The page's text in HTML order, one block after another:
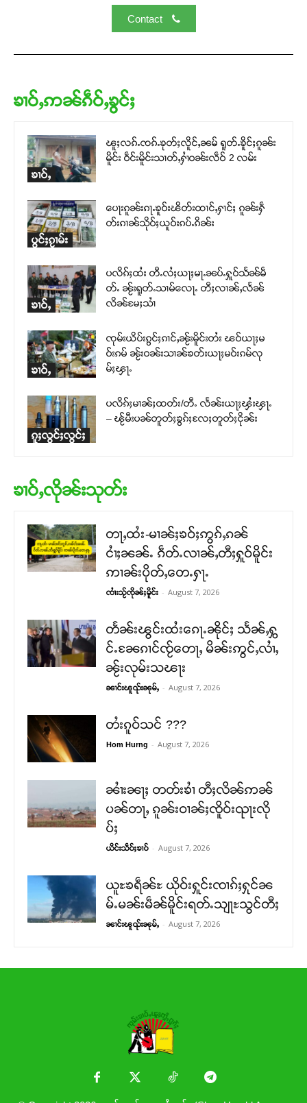
Contact
ၶၢဝ်ႇဢၼ်ၵဵဝ်ႇၶွင်ႈ
ၶၢဝ်ႇ
ၽူႈလၵ်ႉၸၵ်ႉၶုတ်ႈလိူင်ႇၼမ် ရူတ်ႉၶိူင်ႈၵူၼ်း
မိူင်း ဝဵင်းမိူင်းသၢတ်ႇႁၢႆဝၼ်းလဵဝ် 2 လမ်း
ပွင်ႈၵႂၢမ်း
ပေႃးၵူၼ်းၵႃႉၶူဝ်းၽိတ်းထၢင်ႇႁၢင်ႈ ၵူၼ်းႁဵ
တ်းၵၢၼ်သိုဝ်ႈယူဝ်းၵပ်ႉၵိၼ်း
ၶၢဝ်ႇ
ပလိၵ်ႈထႆး တီႉလႆႈယႃႈမႃႉၼပ်ႉႁူဝ်သႅၼ်မဵ
တ်ႉ ၼႂ်းရူတ်ႉသၢမ်လေႃႉ တီႈလၢၼ်ႇလႅၼ်
လိၼ်မႄႈသၢႆ
ၶၢဝ်ႇ
ၸုမ်းယိပ်းၵွင်ႈၵၢင်ႇၼႂ်းမိူင်းတႆး ၽဝ်ယႃႈမ
ဝ်းၵမ် ၼႂ်းဝၼ်းသၢၼ်ၶတ်းယႃႈမဝ်းၵမ်လု
မ်ႈၾႃႉ
ၵူႈလွင်ႈလွင်ႈ
ပလိၵ်ႈမၢၼ်ႈထတ်း/တီႉ လႅၼ်းယႃႈၾႆးၾႃႉ
– ၽႂ်မီးပၼ်တူတ်ႈၶွၵ်ႈလႄႈတူတ်ႈငိုၼ်း
ၶၢဝ်ႇလိုၼ်းသုတ်း
တႃႇထႆး-မၢၼ်ႈၶဝ်ႈဢွၵ်ႇၵၼ်
ငၢႆႈၼၼ်ႉ ၵဵတ်ႉလၢၼ်ႇတီႈႁူဝ်မိူင်း
ဢၢၼ်းပိုတ်ႇတေႉႁႃႉ
ၸၢႆးသႂ်ၸိုၼ်ႈမိူင်း - August 7, 2026
တႅၼ်းၽွင်းထႆးၵေႃႉၼိုင်ႈ သႅၼ်ႇႁွ
င်ႉၼႄၵၢင်ၸႂ်တေႃႇ မိၼ်းဢွင်ႇလၢႆႇ
ၼႂ်းလုမ်းသၽႃး
ၼၢင်းၽူၺ်းၼုမ်ႇ - August 7, 2026
တႆးၵူဝ်သင် ???
Hom Hurng - August 7, 2026
ၼၢႆးၼႃႈ တတ်းၶၢႆ တီႈလိၼ်ဢၼ်
ပၼ်တႃႇ ၵူၼ်းဝၢၼ်ႈၸိူဝ်းၺႃးလို
ပ်ႈ
ယိင်းသဵဝ်ႈၶၢဝ် - August 7, 2026
ယူႊၶရဵၼ်ႊ ယိုဝ်းႁူင်းၸၢၵ်ႈႁုင်ၼ
မ်ႉမၼ်းမဵၼ်မိူင်းရတ်ႉသျႃႊသွင်တီႈ
ၼၢင်းၽူၺ်းၼုမ်ႇ - August 7, 2026